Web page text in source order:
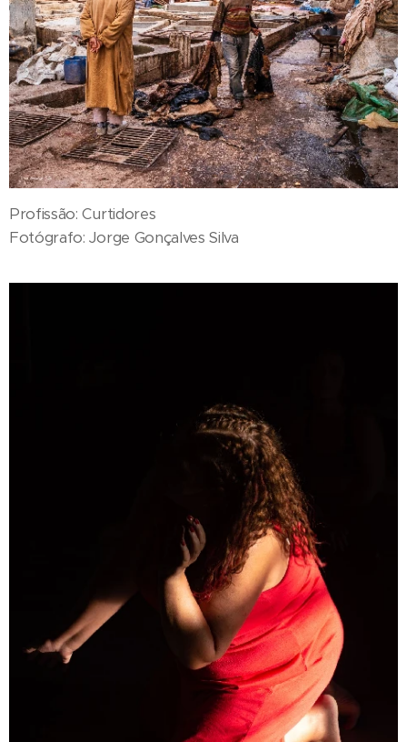
Profissão: Curtidores
Fotógrafo: Jorge Gonçalves Silva